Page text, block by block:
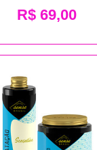
R$ 69,00